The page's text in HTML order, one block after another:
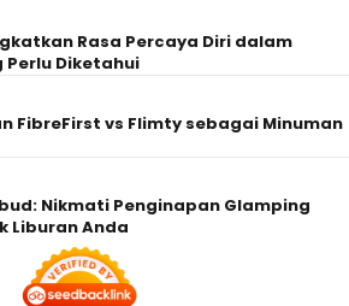
Rasa Percaya Diri dalam
Perlu Diketahui
FibreFirst vs Flimty sebagai Minuman
Nikmati Penginapan Glamping
Liburan Anda